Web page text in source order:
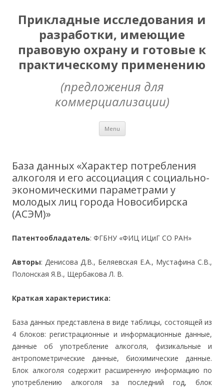
Прикладные исследования и
разработки, имеющие
правовую охрану и готовые к
практическому применению
(предложения для
коммерциализации)
Menu Skip
content
База данных «Характер потребления
алкоголя и его ассоциация с социально-
экономическими параметрами у
молодых лиц города Новосибирска
(АСЭМ)»
Патентообладатель: ФГБНУ «ФИЦ ИЦиГ СО РАН»
Авторы: Денисова Д.В., Беляевская Е.А., Мустафина С.В.,
Полонская Я.В., Щербакова Л. В.
Краткая характеристика:
База данных представлена в виде таблицы, состоящей из
4 блоков: регистрационные и информационные данные,
данные об употребление алкоголя, физикальные и
антропометрические данные, биохимические данные.
Блок алкоголя содержит расширенную информацию по
употреблению алкоголя за последний год, блок